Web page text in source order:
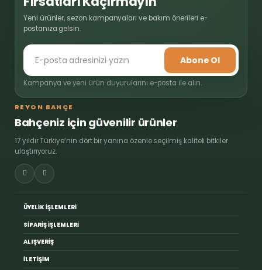
Yeni ürünler, sezon kampanyaları ve bakım önerileri e-
postanıza gelsin.
Abone Ol
Kampanya ve yeni ürün duyurularını e-posta ile alın.
REYON BAHÇE
Bahçeniz için güvenilir ürünler
17 yıldır Türkiye’nin dört bir yanına özenle seçilmiş kaliteli bitkiler
ulaştırıyoruz.
ÜYELİK İŞLEMLERİ
SİPARİŞ İŞLEMLERİ
ALIŞVERİŞ
İLETİŞİM